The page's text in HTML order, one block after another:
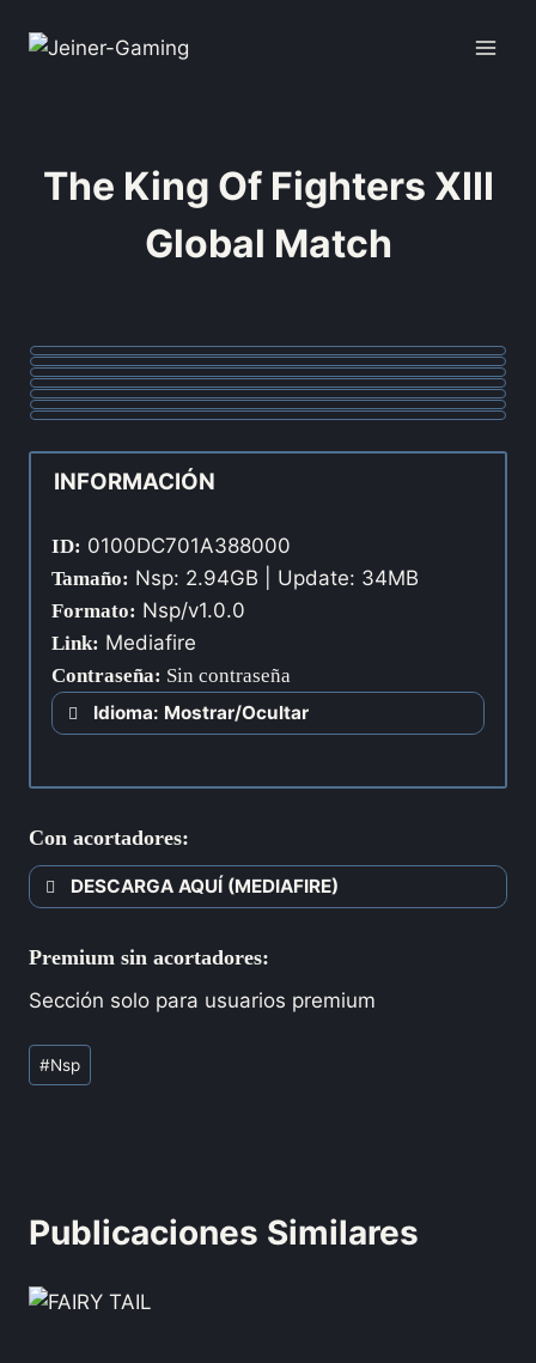
The King Of Fighters XIII
Global Match
INFORMACIÓN
ID: 0100DC701A388000
Tamaño: Nsp: 2.94GB | Update: 34MB
Formato: Nsp/v1.0.0
Link: Mediafire
Contraseña: Sin contraseña
Idioma: Mostrar/Ocultar
Con acortadores:
DESCARGA AQUÍ (MEDIAFIRE)
Premium sin acortadores:
Sección solo para usuarios premium
#Nsp
Publicaciones Similares